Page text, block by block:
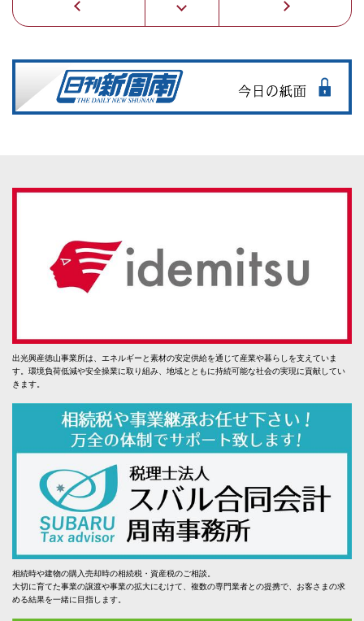
出光興産徳山事業所は、エネルギーと素材の安定供給を通じて産業や暮らしを支えていま
す。環境負荷低減や安全操業に取り組み、地域とともに持続可能な社会の実現に貢献してい
きます。
相続時や建物の購入売却時の相続税・資産税のご相談。
大切に育てた事業の譲渡や事業の拡大にむけて、複数の専門業者との提携で、お客さまの求
める結果を一緒に目指します。